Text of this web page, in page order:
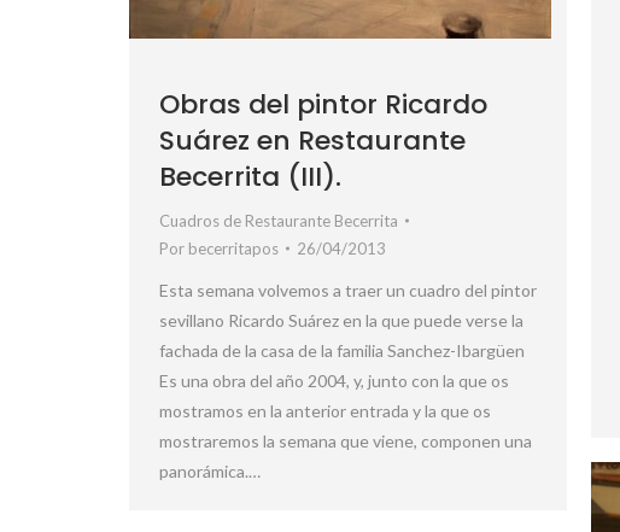
Obras del pintor Ricardo
Suárez en Restaurante
Becerrita (III).
Cuadros de Restaurante Becerrita
Por becerritapos 26/04/2013
Esta semana volvemos a traer un cuadro del pintor
sevillano Ricardo Suárez en la que puede verse la
fachada de la casa de la familia Sanchez-Ibargüen
Es una obra del año 2004, y, junto con la que os
mostramos en la anterior entrada y la que os
mostraremos la semana que viene, componen una
panorámica.…